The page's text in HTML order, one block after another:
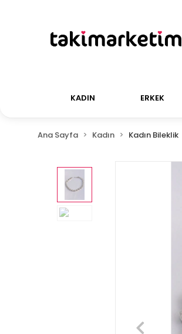
KADIN ERKEK
Ana Sayfa Kadın Kadın Bileklik